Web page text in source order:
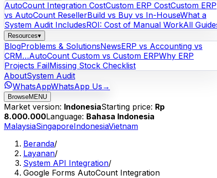
AutoCount Integration CostCustom ERP CostCustom ERP
vs AutoCount ResellerBuild vs Buy vs In-HouseWhat a
System Audit IncludesROI: Cost of Manual WorkAll
Resources▾
BlogProblems & SolutionsNewsERP vs Accounting vs
CRM…AutoCount Custom vs Custom ERPWhy ERP
Projects FailMissing Stock Checklist
AboutSystem Audit
WhatsAppWhatsApp Us →
BrowseMENU
Market version: IndonesiaStarting price: Rp
8.000.000Language: Bahasa Indonesia
MalaysiaSingaporeIndonesiaVietnam
Beranda/
Layanan/
System API Integration/
Google Forms AutoCount Integration